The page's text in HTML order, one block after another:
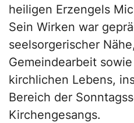
heiligen Erzengels
Sein Wirken war
seelsorgerischer
Gemeindearbeit
kirchlichen Lebens,
Bereich der
Kirchengesangs.